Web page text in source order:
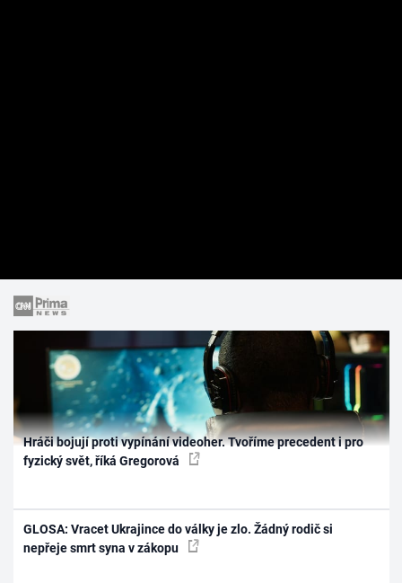
Hráči bojují proti vypínání videoher. Tvoříme precedent i pro
fyzický svět, říká Gregorová
GLOSA: Vracet Ukrajince do války je zlo. Žádný rodič si
nepřeje smrt syna v zákopu